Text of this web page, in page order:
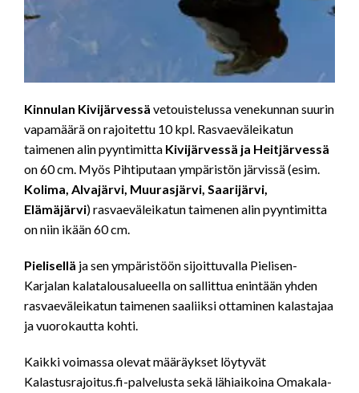
Kinnulan Kivijärvessä vetouistelussa venekunnan suurin
vapamäärä on rajoitettu 10 kpl. Rasvaeväleikatun
taimenen alin pyyntimitta Kivijärvessä ja Heitjärvessä
on 60 cm. Myös Pihtiputaan ympäristön järvissä (esim.
Kolima, Alvajärvi, Muurasjärvi, Saarijärvi,
Elämäjärvi) rasvaeväleikatun taimenen alin pyyntimitta
on niin ikään 60 cm.
Pielisellä ja sen ympäristöön sijoittuvalla Pielisen-
Karjalan kalatalousalueella on sallittua enintään yhden
rasvaeväleikatun taimenen saaliiksi ottaminen kalastajaa
ja vuorokautta kohti.
Kaikki voimassa olevat määräykset löytyvät
Kalastusrajoitus.fi-palvelusta sekä lähiaikoina Omakala-